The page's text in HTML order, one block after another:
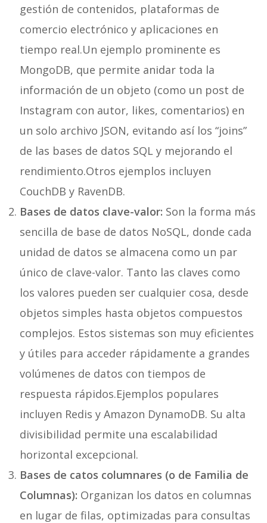
gestión de contenidos, plataformas de
comercio electrónico y aplicaciones en
tiempo real.Un ejemplo prominente es
MongoDB, que permite anidar toda la
información de un objeto (como un post de
Instagram con autor, likes, comentarios) en
un solo archivo JSON, evitando así los “joins”
de las bases de datos SQL y mejorando el
rendimiento.Otros ejemplos incluyen
CouchDB y RavenDB.
Bases de datos clave-valor: Son la forma más
sencilla de base de datos NoSQL, donde cada
unidad de datos se almacena como un par
único de clave-valor. Tanto las claves como
los valores pueden ser cualquier cosa, desde
objetos simples hasta objetos compuestos
complejos. Estos sistemas son muy eficientes
y útiles para acceder rápidamente a grandes
volúmenes de datos con tiempos de
respuesta rápidos.Ejemplos populares
incluyen Redis y Amazon DynamoDB. Su alta
divisibilidad permite una escalabilidad
horizontal excepcional.
Bases de catos columnares (o de Familia de
Columnas): Organizan los datos en columnas
en lugar de filas, optimizadas para consultas